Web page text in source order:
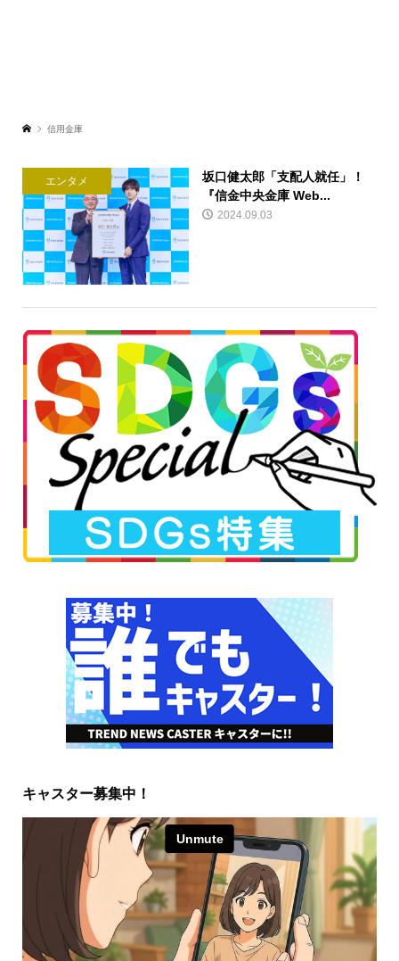
信用金庫
エンタメ
坂口健太郎「支配人就任」！
『信金中央金庫 Web...
2024.09.03
キャスター募集中！